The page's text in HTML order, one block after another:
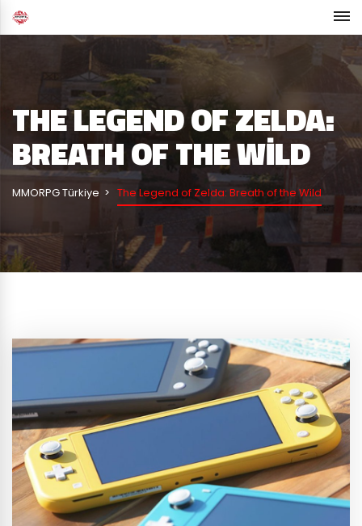
THE LEGEND OF ZELDA:
BREATH OF THE WILD
MMORPG Türkiye The Legend of Zelda: Breath of the Wild